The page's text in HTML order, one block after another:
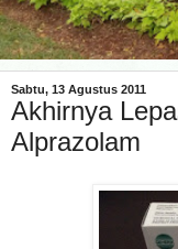
Sabtu, 13 Agustus 2011
Akhirnya
Alprazolam